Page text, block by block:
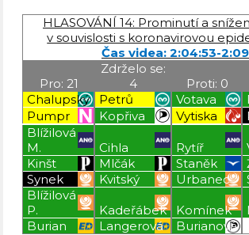
HLASOVÁNÍ 14: Prominutí a
v souvislosti s koronavirovou
Čas videa: 2:04:53-
Pro: 21
Zdrželo se:
4
Proti: 0
Chalupský
Petrů Votava
Pumpr
Kopřiva Vytiska
Blížilová
M.
Cihla Rytíř
Kinšt
Mlčák Staněk
Synek
Kvitský Urbanec
Blížilová
P.
Kadeřábek Komínek
Burian
Langerová Burianová